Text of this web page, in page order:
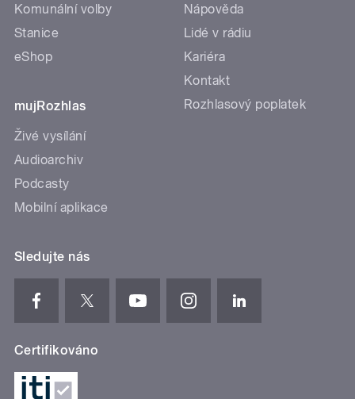
Komunální volby
Stanice
eShop
mujRozhlas
Živé vysílání
Audioarchiv
Podcasty
Mobilní aplikace
Nápověda
Lidé v rádiu
Kariéra
Kontakt
Rozhlasový poplatek
Sledujte nás
Certifikováno